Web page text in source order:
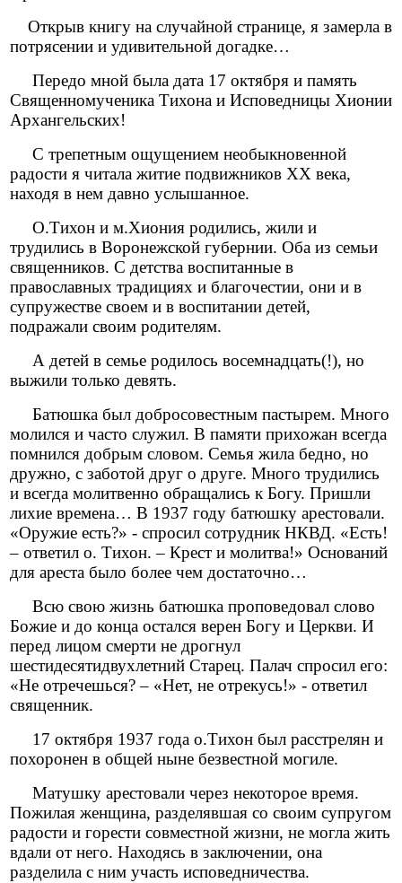
Открыв книгу на случайной странице, я замерла в
потрясении и удивительной догадке…
Передо мной была дата 17 октября и память
Священномученика Тихона и Исповедницы Хионии
Архангельских!
С трепетным ощущением необыкновенной
радости я читала житие подвижников ХХ века,
находя в нем давно услышанное.
О.Тихон и м.Хиония родились, жили и
трудились в Воронежской губернии. Оба из семьи
священников. С детства воспитанные в
православных традициях и благочестии, они и в
супружестве своем и в воспитании детей,
подражали своим родителям.
А детей в семье родилось восемнадцать(!), но
выжили только девять.
Батюшка был добросовестным пастырем. Много
молился и часто служил. В памяти прихожан всегда
помнился добрым словом. Семья жила бедно, но
дружно, с заботой друг о друге. Много трудились
и всегда молитвенно обращались к Богу. Пришли
лихие времена… В 1937 году батюшку арестовали.
«Оружие есть?» - спросил сотрудник НКВД. «Есть!
– ответил о. Тихон. – Крест и молитва!» Оснований
для ареста было более чем достаточно…
Всю свою жизнь батюшка проповедовал слово
Божие и до конца остался верен Богу и Церкви. И
перед лицом смерти не дрогнул
шестидесятидвухлетний Старец. Палач спросил его:
«Не отречешься? – «Нет, не отрекусь!» - ответил
священник.
17 октября 1937 года о.Тихон был расстрелян и
похоронен в общей ныне безвестной могиле.
Матушку арестовали через некоторое время.
Пожилая женщина, разделявшая со своим супругом
радости и горести совместной жизни, не могла жить
вдали от него. Находясь в заключении, она
разделила с ним участь исповедничества.